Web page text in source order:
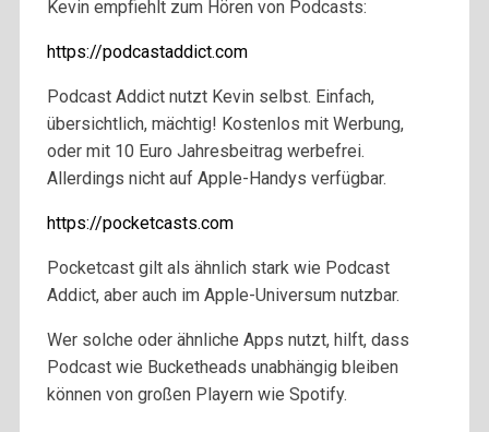
Kevin empfiehlt zum Hören von Podcasts:
https://podcastaddict.com
Podcast Addict nutzt Kevin selbst. Einfach,
übersichtlich, mächtig! Kostenlos mit Werbung,
oder mit 10 Euro Jahresbeitrag werbefrei.
Allerdings nicht auf Apple-Handys verfügbar.
https://pocketcasts.com
Pocketcast gilt als ähnlich stark wie Podcast
Addict, aber auch im Apple-Universum nutzbar.
Wer solche oder ähnliche Apps nutzt, hilft, dass
Podcast wie Bucketheads unabhängig bleiben
können von großen Playern wie Spotify.